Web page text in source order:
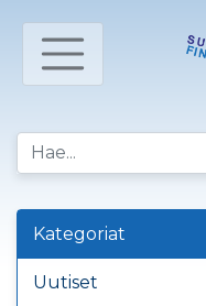
Kategoriat
Uutiset